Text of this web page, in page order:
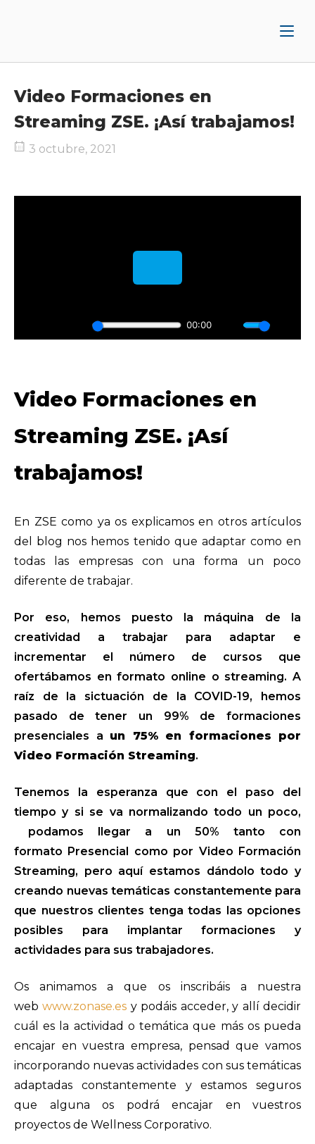
Video Formaciones en
Streaming ZSE. ¡Así trabajamos!
3 octubre, 2021
Video Formaciones en
Streaming ZSE. ¡Así
trabajamos!
En ZSE como ya os explicamos en otros artículos
del blog nos hemos tenido que adaptar como en
todas las empresas con una forma un poco
diferente de trabajar.
Por eso, hemos puesto la máquina de la
creatividad a trabajar para adaptar e
incrementar el número de cursos que
ofertábamos en formato online o streaming. A
raíz de la sictuación de la COVID-19, hemos
pasado de tener un 99% de formaciones
presenciales a un 75% en formaciones por
Video Formación Streaming.
Tenemos la esperanza que con el paso del
tiempo y si se va normalizando todo un poco,
podamos llegar a un 50% tanto con
formato Presencial como por Video Formación
Streaming, pero aquí estamos dándolo todo y
creando nuevas temáticas constantemente para
que nuestros clientes tenga todas las opciones
posibles para implantar formaciones y
actividades para sus trabajadores.
Os animamos a que os inscribáis a nuestra
webwww.zonase.es y podáis acceder, y allí decidir
cuál es la actividad o temática que más os pueda
encajar en vuestra empresa, pensad que vamos
incorporando nuevas actividades con sus temáticas
adaptadas constantemente y estamos seguros
que alguna os podrá encajar en vuestros
proyectos de Wellness Corporativo.